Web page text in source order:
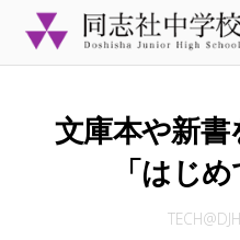
文庫本や新
「はじ